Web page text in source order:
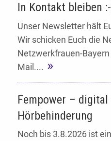
In Kontakt bleiben
Unser Newsletter hält
Wir schicken Euch die
Netzwerkfrauen-
Mail....
Fempower –
Hörbehinderung
Noch bis 3.8.2026 ist